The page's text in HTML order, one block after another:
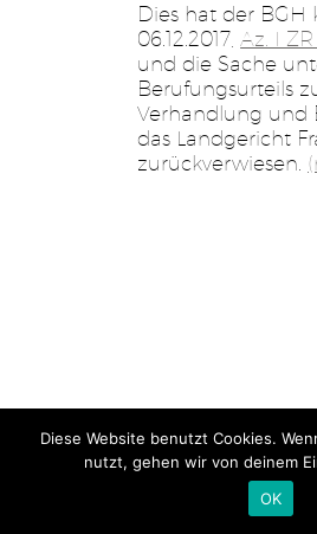
Dies hat der BGH
06.12.2017, Az. I ZR
und die Sache
Berufungsurteils
Verhandlung und
das Landgericht
zurückverwiesen.
Impressum Jobs
Rechtsanwälte –
Diese Website benutzt Cookies.
nutzt, gehen wir von deinem
OK